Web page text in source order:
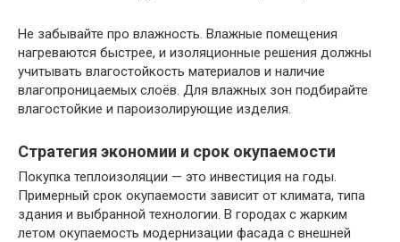
Не забывайте про влажность. Влажные помещения
нагреваются быстрее, и изоляционные решения должны
учитывать влагостойкость материалов и наличие
влагопроницаемых слоёв. Для влажных зон подбирайте
влагостойкие и пароизолирующие изделия.
Стратегия экономии и срок окупаемости
Покупка теплоизоляции — это инвестиция на годы.
Примерный срок окупаемости зависит от климата, типа
здания и выбранной технологии. В городах с жарким
летом окупаемость модернизации фасада с внешней